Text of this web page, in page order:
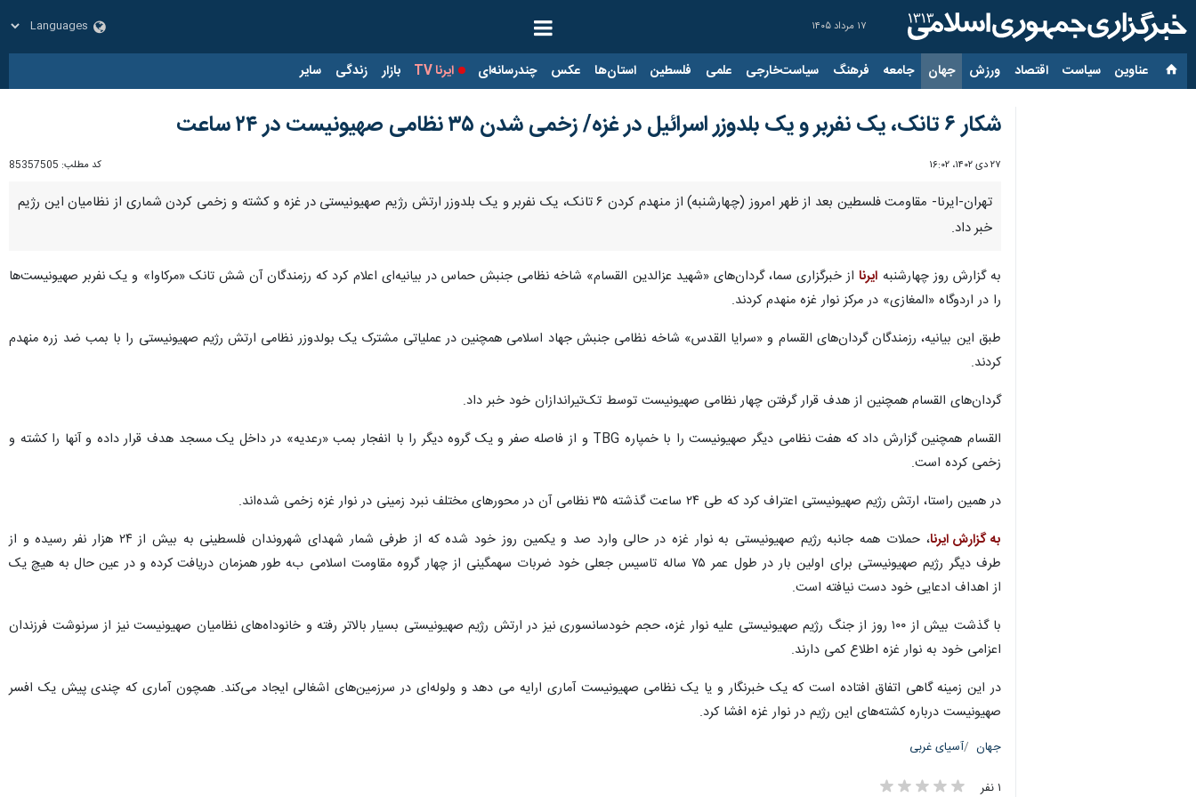
۱۷ مرداد ۱۴۰۵
عناوین‌ سیاست اقتصاد ورزش جهان جامعه فرهنگ سیاست‌خارجی علمی فلسطین استان‌ها عکس چندرسانه‌ای ایرنا TV بازار زندگی سایر
شکار ۶ تانک، یک نفربر و یک بلدوزر اسرائیل در غزه/ زخمی شدن ۳۵ نظامی صهیونیست در ۲۴ ساعت
۲۷ دی ۱۴۰۲، ۱۶:۰۲ کد مطلب: 85357505
تهران-ایرنا- مقاومت فلسطین بعد از ظهر امروز (چهارشنبه) از منهدم کردن ۶ تانک، یک نفربر و یک بلدوزر ارتش رژیم صهیونیستی در غزه و کشته و زخمی کردن شماری از نظامیان این رژیم
خبر داد.
به گزارش روز چهارشنبه ایرنااز خبرگزاری سما، گردان‌های «شهید عزالدین القسام» شاخه نظامی جنبش حماس در بیانیه‌ای اعلام کرد که رزمندگان آن شش تانک «مرکاوا» و یک نفربر صهیونیست‌ها
را در اردوگاه «المغازی» در مرکز نوار غزه منهدم کردند.
طبق این بیانیه، رزمندگان گردان‌های القسام و «سرایا القدس» شاخه نظامی جنبش جهاد اسلامی همچنین در عملیاتی مشترک یک بولدوزر نظامی ارتش رژیم صهیونیستی را با بمب ضد زره منهدم
کردند.
گردان‌های القسام همچنین از هدف قرار گرفتن چهار نظامی صهیونیست توسط تک‌تیراندازان خود خبر داد.
القسام همچنین گزارش داد که هفت نظامی دیگر صهیونیست‌ را با خمپاره TBG و از فاصله صفر و یک گروه دیگر را با انفجار بمب «رعدیه» در داخل یک مسجد هدف قرار داده و آنها را کشته و
زخمی کرده است.
در همین راستا، ارتش رژیم صهیونیستی اعتراف کرد که طی ۲۴ ساعت گذشته ۳۵ نظامی آن در محورهای مختلف نبرد زمینی در نوار غزه زخمی شده‌اند.
به گزارش ایرنا
، حملات همه جانبه رژیم صهیونیستی به نوار غزه در حالی وارد صد و یکمین روز خود شده که از طرفی شمار شهدای شهروندان فلسطینی به بیش از ۲۴ هزار نفر رسیده و از
طرف دیگر رژیم صهیونیستی برای اولین بار در طول عمر ۷۵ ساله تاسیس جعلی خود ضربات سهمگینی از چهار گروه مقاومت اسلامی به طور همزمان دریافت کرده و در عین حال به هیچ یک
از اهداف ادعایی خود دست نیافته است.
با گذشت بیش از ۱۰۰ روز از جنگ رژیم صهیونیستی علیه نوار غزه، حجم خودسانسوری نیز در ارتش رژیم صهیونیستی بسیار بالاتر رفته و خانوداه‌های نظامیان صهیونیست نیز از سرنوشت فرزندان
اعزامی خود به نوار غزه اطلاع کمی دارند.
در این زمینه گاهی اتفاق افتاده است که یک خبرنگار و یا یک نظامی صهیونیست آماری ارایه می دهد و ولوله‌ای در سرزمین‌های اشغالی ایجاد می‌کند. همچون آماری که چندی پیش یک افسر
صهیونیست درباره کشته‌های این رژیم در نوار غزه افشا کرد.
جهان آسیای غربی
۱ نفر